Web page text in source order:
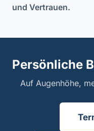
und Vertrauen.
Persönliche
Auf Augenhöhe,